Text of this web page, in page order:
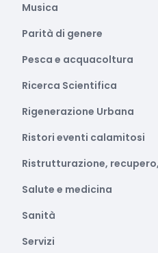
Musica
Parità di genere
Pesca e acquacoltura
Ricerca Scientifica
Rigenerazione Urbana
Ristori eventi calamitosi
Ristrutturazione,
Salute e medicina
Sanità
Servizi